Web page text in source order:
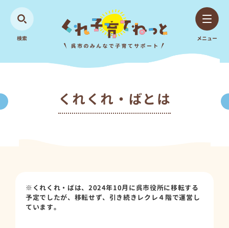
検索 メニュー
くれくれ・ばとは
※くれくれ・ばは、2024年10月に呉市役所に移転する
予定でしたが、移転せず、引き続きレクレ４階で運営し
ています。